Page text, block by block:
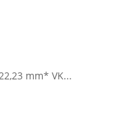
mm* VK...